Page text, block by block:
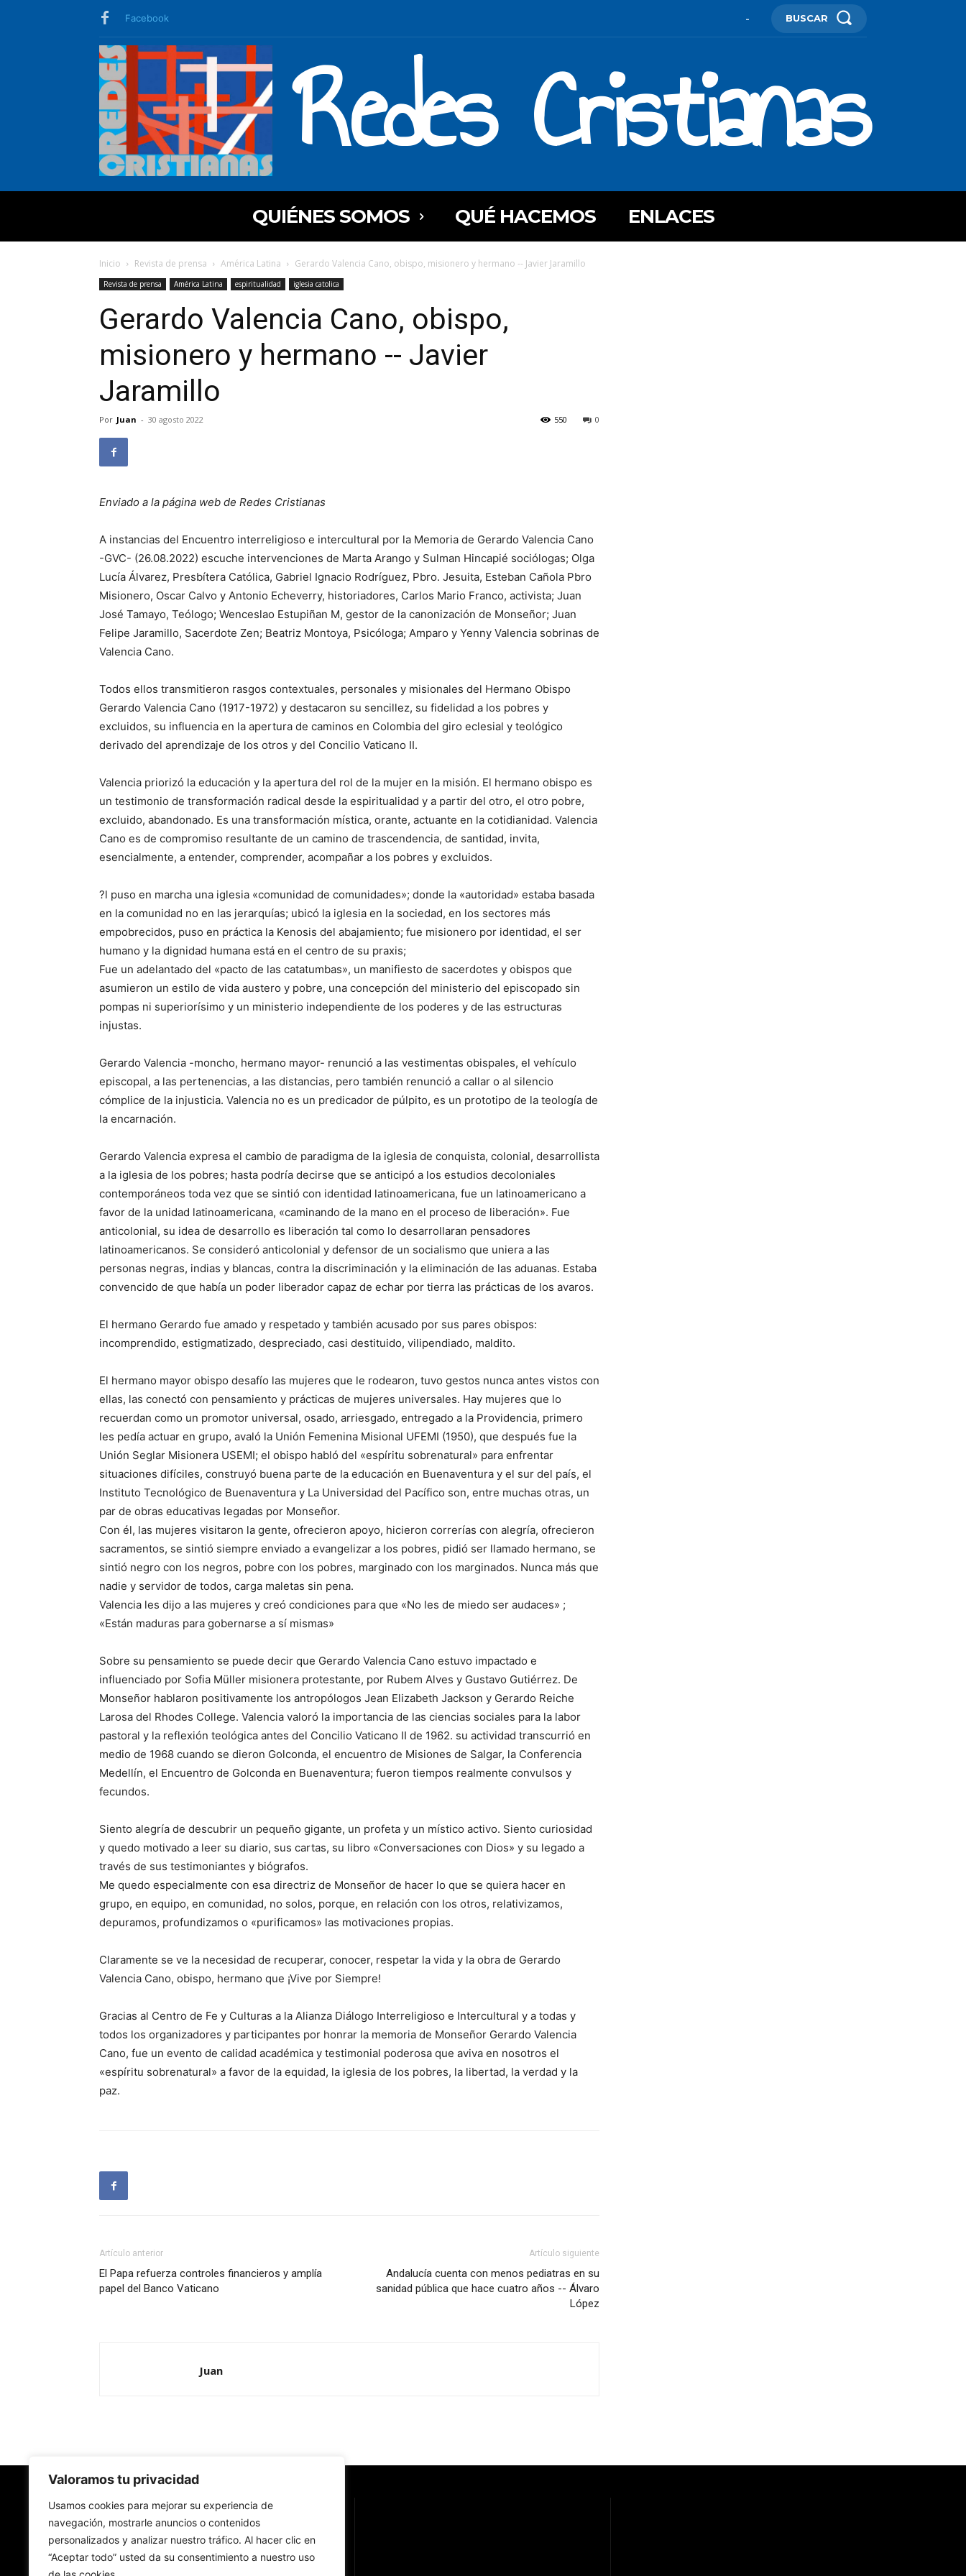
Valoramos tu privacidad
Usamos cookies para mejorar su experiencia de
navegación, mostrarle anuncios o contenidos
personalizados y analizar nuestro tráfico. Al hacer clic en
“Aceptar todo” usted da su consentimiento a nuestro uso
Facebook - BUSCAR
Redes Cristianas
QUIÉNES SOMOS QUÉ HACEMOS ENLACES
Inicio Revista de prensa América Latina Gerardo Valencia Cano, obispo, misionero y hermano -- Javier Jaramillo
Revista de prensa América Latina espiritualidad iglesia catolica
Gerardo Valencia Cano, obispo,
misionero y hermano -- Javier
Jaramillo
Por Juan - 30 agosto 2022 0
550
Enviado a la página web de Redes Cristianas
A instancias del Encuentro interreligioso e intercultural por la Memoria de Gerardo Valencia Cano
-GVC- (26.08.2022) escuche intervenciones de Marta Arango y Sulman Hincapié sociólogas; Olga
Lucía Álvarez, Presbítera Católica, Gabriel Ignacio Rodríguez, Pbro. Jesuita, Esteban Cañola Pbro
Misionero, Oscar Calvo y Antonio Echeverry, historiadores, Carlos Mario Franco, activista; Juan
José Tamayo, Teólogo; Wenceslao Estupiñan M, gestor de la canonización de Monseñor; Juan
Felipe Jaramillo, Sacerdote Zen; Beatriz Montoya, Psicóloga; Amparo y Yenny Valencia sobrinas de
Valencia Cano.
Todos ellos transmitieron rasgos contextuales, personales y misionales del Hermano Obispo
Gerardo Valencia Cano (1917-1972) y destacaron su sencillez, su fidelidad a los pobres y
excluidos, su influencia en la apertura de caminos en Colombia del giro eclesial y teológico
derivado del aprendizaje de los otros y del Concilio Vaticano II.
Valencia priorizó la educación y la apertura del rol de la mujer en la misión. El hermano obispo es
un testimonio de transformación radical desde la espiritualidad y a partir del otro, el otro pobre,
excluido, abandonado. Es una transformación mística, orante, actuante en la cotidianidad. Valencia
Cano es de compromiso resultante de un camino de trascendencia, de santidad, invita,
esencialmente, a entender, comprender, acompañar a los pobres y excluidos.
?l puso en marcha una iglesia «comunidad de comunidades»; donde la «autoridad» estaba basada
en la comunidad no en las jerarquías; ubicó la iglesia en la sociedad, en los sectores más
empobrecidos, puso en práctica la Kenosis del abajamiento; fue misionero por identidad, el ser
humano y la dignidad humana está en el centro de su praxis;
Fue un adelantado del «pacto de las catatumbas», un manifiesto de sacerdotes y obispos que
asumieron un estilo de vida austero y pobre, una concepción del ministerio del episcopado sin
pompas ni superiorísimo y un ministerio independiente de los poderes y de las estructuras
injustas.
Gerardo Valencia -moncho, hermano mayor- renunció a las vestimentas obispales, el vehículo
episcopal, a las pertenencias, a las distancias, pero también renunció a callar o al silencio
cómplice de la injusticia. Valencia no es un predicador de púlpito, es un prototipo de la teología de
la encarnación.
Gerardo Valencia expresa el cambio de paradigma de la iglesia de conquista, colonial, desarrollista
a la iglesia de los pobres; hasta podría decirse que se anticipó a los estudios decoloniales
contemporáneos toda vez que se sintió con identidad latinoamericana, fue un latinoamericano a
favor de la unidad latinoamericana, «caminando de la mano en el proceso de liberación». Fue
anticolonial, su idea de desarrollo es liberación tal como lo desarrollaran pensadores
latinoamericanos. Se consideró anticolonial y defensor de un socialismo que uniera a las
personas negras, indias y blancas, contra la discriminación y la eliminación de las aduanas. Estaba
convencido de que había un poder liberador capaz de echar por tierra las prácticas de los avaros.
El hermano Gerardo fue amado y respetado y también acusado por sus pares obispos:
incomprendido, estigmatizado, despreciado, casi destituido, vilipendiado, maldito.
El hermano mayor obispo desafío las mujeres que le rodearon, tuvo gestos nunca antes vistos con
ellas, las conectó con pensamiento y prácticas de mujeres universales. Hay mujeres que lo
recuerdan como un promotor universal, osado, arriesgado, entregado a la Providencia, primero
les pedía actuar en grupo, avaló la Unión Femenina Misional UFEMI (1950), que después fue la
Unión Seglar Misionera USEMI; el obispo habló del «espíritu sobrenatural» para enfrentar
situaciones difíciles, construyó buena parte de la educación en Buenaventura y el sur del país, el
Instituto Tecnológico de Buenaventura y La Universidad del Pacífico son, entre muchas otras, un
par de obras educativas legadas por Monseñor.
Con él, las mujeres visitaron la gente, ofrecieron apoyo, hicieron correrías con alegría, ofrecieron
sacramentos, se sintió siempre enviado a evangelizar a los pobres, pidió ser llamado hermano, se
sintió negro con los negros, pobre con los pobres, marginado con los marginados. Nunca más que
nadie y servidor de todos, carga maletas sin pena.
Valencia les dijo a las mujeres y creó condiciones para que «No les de miedo ser audaces» ;
«Están maduras para gobernarse a sí mismas»
Sobre su pensamiento se puede decir que Gerardo Valencia Cano estuvo impactado e
influenciado por Sofia Müller misionera protestante, por Rubem Alves y Gustavo Gutiérrez. De
Monseñor hablaron positivamente los antropólogos Jean Elizabeth Jackson y Gerardo Reiche
Larosa del Rhodes College. Valencia valoró la importancia de las ciencias sociales para la labor
pastoral y la reflexión teológica antes del Concilio Vaticano II de 1962. su actividad transcurrió en
medio de 1968 cuando se dieron Golconda, el encuentro de Misiones de Salgar, la Conferencia
Medellín, el Encuentro de Golconda en Buenaventura; fueron tiempos realmente convulsos y
fecundos.
Siento alegría de descubrir un pequeño gigante, un profeta y un místico activo. Siento curiosidad
y quedo motivado a leer su diario, sus cartas, su libro «Conversaciones con Dios» y su legado a
través de sus testimoniantes y biógrafos.
Me quedo especialmente con esa directriz de Monseñor de hacer lo que se quiera hacer en
grupo, en equipo, en comunidad, no solos, porque, en relación con los otros, relativizamos,
depuramos, profundizamos o «purificamos» las motivaciones propias.
Claramente se ve la necesidad de recuperar, conocer, respetar la vida y la obra de Gerardo
Valencia Cano, obispo, hermano que ¡Vive por Siempre!
Gracias al Centro de Fe y Culturas a la Alianza Diálogo Interreligioso e Intercultural y a todas y
todos los organizadores y participantes por honrar la memoria de Monseñor Gerardo Valencia
Cano, fue un evento de calidad académica y testimonial poderosa que aviva en nosotros el
«espíritu sobrenatural» a favor de la equidad, la iglesia de los pobres, la libertad, la verdad y la
paz.
Artículo anterior
El Papa refuerza controles financieros y amplía
papel del Banco Vaticano
Artículo siguiente
Andalucía cuenta con menos pediatras en su
sanidad pública que hace cuatro años -- Álvaro
López
Juan
Redes Cristianas
Una mirada alternativa sobre la Iglesia católica y la